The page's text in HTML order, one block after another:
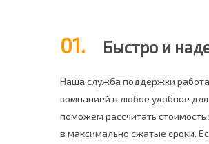
01. Быстро и
Наша служба поддержки
компанией в любое удобное
поможем рассчитать
в максимально сжатые сроки.